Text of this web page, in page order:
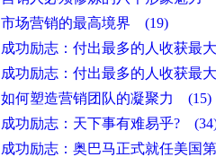
市场营销的最高境界 (19)
成功励志：付出最多的人收获
成功励志：付出最多的人收获
如何塑造营销团队的凝聚力
成功励志：天下事有难易乎?
成功励志：奥巴马正式就任美